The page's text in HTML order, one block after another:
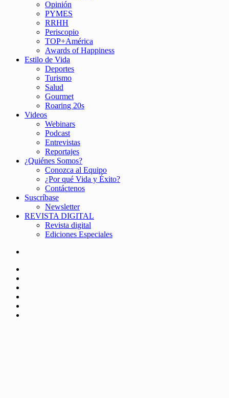
Opinión
PYMES
RRHH
Periscopio
TOP+América
Awards of Happiness
Estilo de Vida
Deportes
Turismo
Salud
Gourmet
Roaring 20s
Videos
Webinars
Podcast
Entrevistas
Reportajes
¿Quiénes Somos?
Conozca al Equipo
¿Por qué Vida y Éxito?
Contáctenos
Suscríbase
Newsletter
REVISTA DIGITAL
Revista digital
Ediciones Especiales